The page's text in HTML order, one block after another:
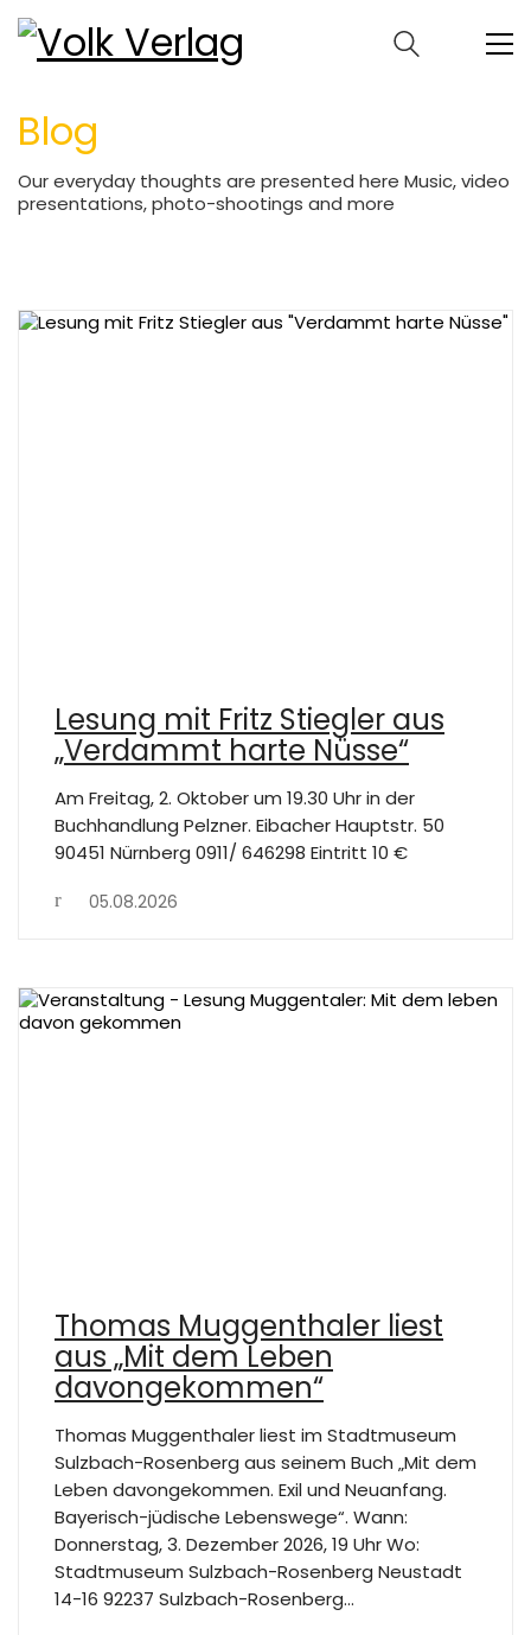
Blog
Our everyday thoughts are presented here Music, video
presentations, photo-shootings and more
Lesung mit Fritz Stiegler aus
„Verdammt harte Nüsse“
Am Freitag, 2. Oktober um 19.30 Uhr in der
Buchhandlung Pelzner. Eibacher Hauptstr. 50
90451 Nürnberg 0911/ 646298 Eintritt 10 €
05.08.2026
Thomas Muggenthaler liest
aus „Mit dem Leben
davongekommen“
Thomas Muggenthaler liest im Stadtmuseum
Sulzbach-Rosenberg aus seinem Buch „Mit dem
Leben davongekommen. Exil und Neuanfang.
Bayerisch-jüdische Lebenswege“. Wann:
Donnerstag, 3. Dezember 2026, 19 Uhr Wo:
Stadtmuseum Sulzbach-Rosenberg Neustadt
14-16 92237 Sulzbach-Rosenberg…